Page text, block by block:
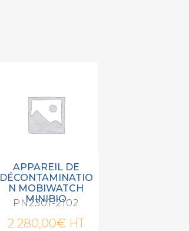
APPAREIL DE
DÉCONTAMINATIO
N MOBIWATCH
MINIBIO
PN2301-2102
2 280,00€ HT